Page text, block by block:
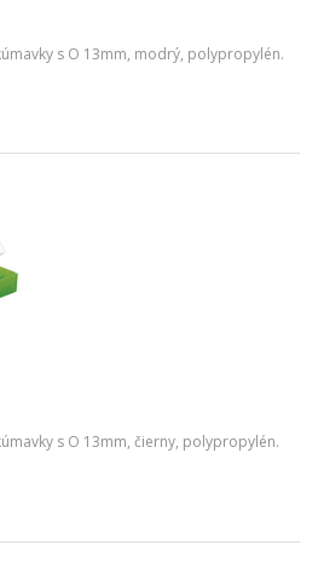
s O 13mm, modrý, polypropylén.
s O 13mm, čierny, polypropylén.